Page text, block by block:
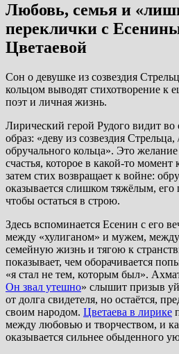
Любовь, семья и
переклички с
Цветаевой
Сон о девушке из созвездия
кольцом выводят стихотворение к
поэт и личная жизнь.
Лирический герой Рудого видит во
образ: «деву из созвездия
обручального кольца». Это
счастья, которое в какой-то
затем стих возвращает к войне:
оказывается слишком тяжёлым, его
чтобы остаться в строю.
Здесь вспоминается Есенин с его
между «хулиганом» и мужем,
семейную жизнь и тягою к
показывает, чем оборачивается
«я стал не тем, которым был».
Он звал утешно» слышит призыв
от долга свидетеля, но остаётся,
своим народом. Цветаева в лирике
между любовью и творчеством, и
оказывается сильнее обыденного